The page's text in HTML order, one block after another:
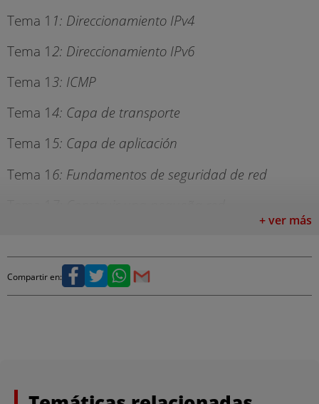
Tema 1 1: Direccionamiento IPv4
Tema 12: Direccionamiento IPv6
Tema 13: ICMP
Tema 14: Capa de transporte
Tema 15: Capa de aplicación
Tema 16: Fundamentos de seguridad de red
: Configuración básica de dispositivos
Tema 2: Conceptos de conmutación
Tema 5
+ ver más
Compartir en: